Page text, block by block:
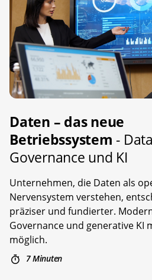
Daten – das neue
Betriebssystem - Data
Governance und KI
Unternehmen, die Daten als
Nervensystem verstehen,
präziser und fundierter.
Governance und generative KI
möglich.
7 Minuten